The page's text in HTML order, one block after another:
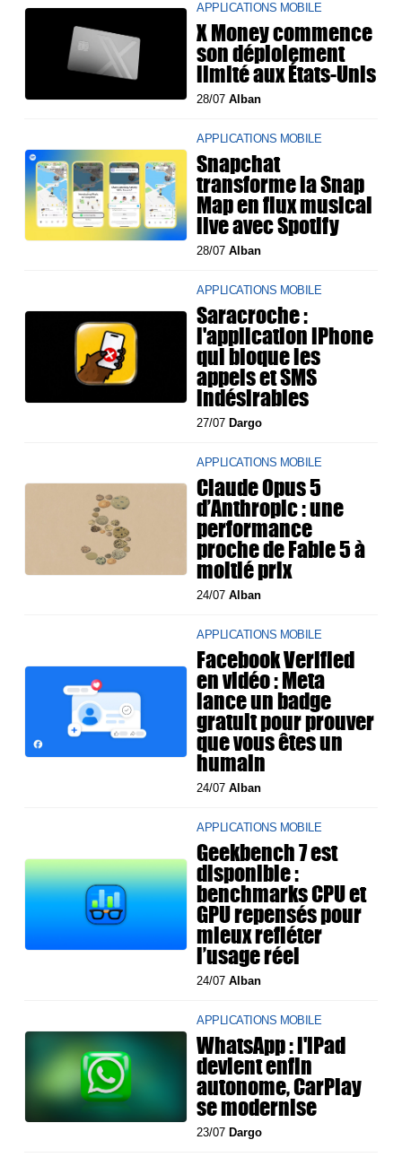
APPLICATIONS MOBILE
X Money commence
son déploiement
limité aux États-Unis
28/07Alban
APPLICATIONS MOBILE
Snapchat
transforme la Snap
Map en flux musical
live avec Spotify
28/07Alban
APPLICATIONS MOBILE
Saracroche :
l'application iPhone
qui bloque les
appels et SMS
indésirables
27/07 Dargo
APPLICATIONS MOBILE
Claude Opus 5
d’Anthropic : une
performance
proche de Fable 5 à
moitié prix
24/07Alban
APPLICATIONS MOBILE
Facebook Verified
en vidéo : Meta
lance un badge
gratuit pour prouver
que vous êtes un
humain
24/07Alban
APPLICATIONS MOBILE
Geekbench 7 est
disponible :
benchmarks CPU et
GPU repensés pour
mieux refléter
l’usage réel
24/07Alban
APPLICATIONS MOBILE
WhatsApp : l'iPad
devient enfin
autonome, CarPlay
se modernise
23/07 Dargo